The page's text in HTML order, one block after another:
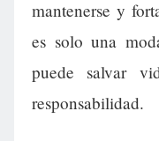
mantenerse y
es solo una
puede salvar
responsabilidad.